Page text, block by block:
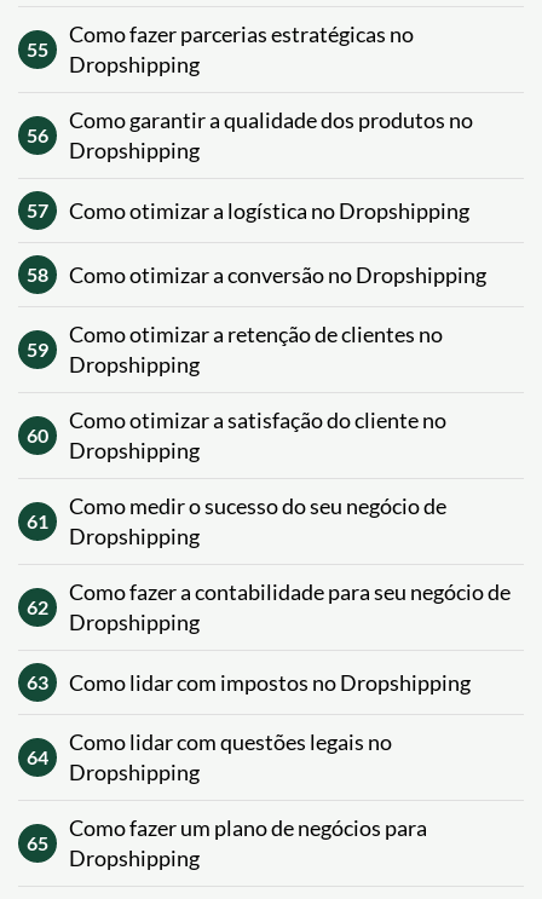
55
Como fazer parcerias estratégicas no
Dropshipping
56
Como garantir a qualidade dos produtos no
Dropshipping
57 Como otimizar a logística no Dropshipping
58 Como otimizar a conversão no Dropshipping
59
Como otimizar a retenção de clientes no
Dropshipping
60
Como otimizar a satisfação do cliente no
Dropshipping
61
Como medir o sucesso do seu negócio de
Dropshipping
62
Como fazer a contabilidade para seu negócio de
Dropshipping
63 Como lidar com impostos no Dropshipping
64
Como lidar com questões legais no
Dropshipping
65
Como fazer um plano de negócios para
Dropshipping